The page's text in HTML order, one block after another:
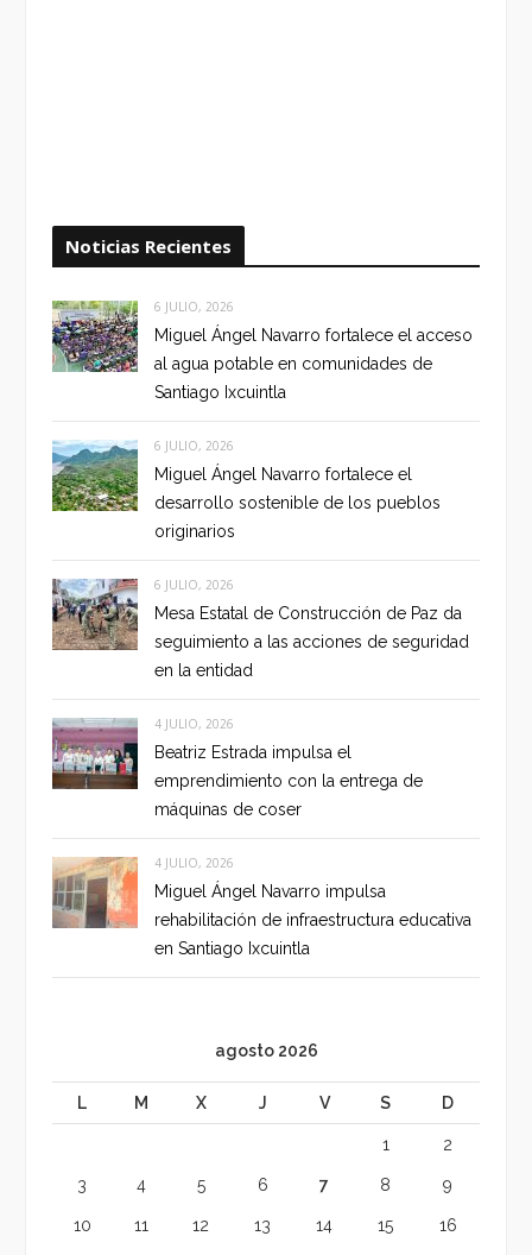
Noticias Recientes
6 JULIO, 2026
Miguel Ángel Navarro fortalece el acceso
al agua potable en comunidades de
Santiago Ixcuintla
6 JULIO, 2026
Miguel Ángel Navarro fortalece el
desarrollo sostenible de los pueblos
originarios
6 JULIO, 2026
Mesa Estatal de Construcción de Paz da
seguimiento a las acciones de seguridad
en la entidad
4 JULIO, 2026
Beatriz Estrada impulsa el
emprendimiento con la entrega de
máquinas de coser
4 JULIO, 2026
Miguel Ángel Navarro impulsa
rehabilitación de infraestructura educativa
en Santiago Ixcuintla
agosto 2026
L M X J V S D
1 2
3 4 5 6 7 8 9
10 11 12 13 14 15 16